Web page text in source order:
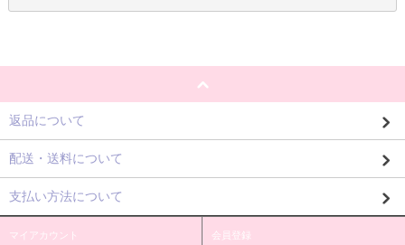
返品について
配送・送料について
支払い方法について
マイアカウント 会員登録